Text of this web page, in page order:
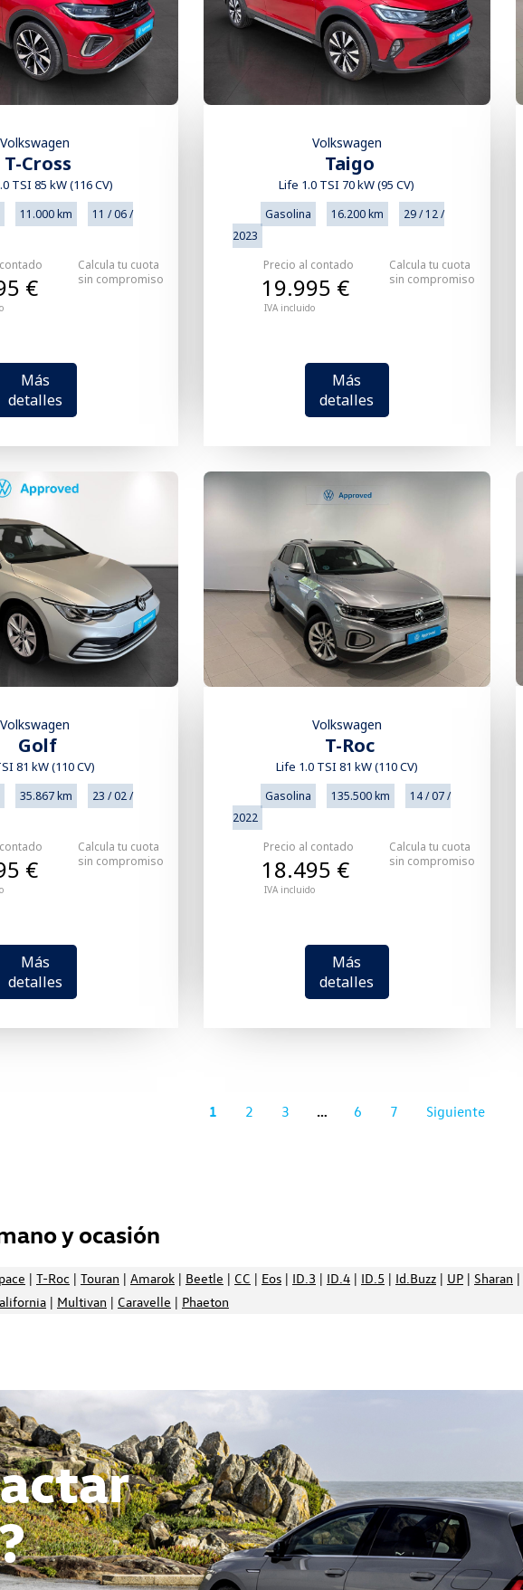
Volkswagen
T-Cross
TSI 85 kW (116 CV)
11.000 km 11 / 06 /
€
Más
detalles
Calcula tu cuota
sin compromiso
Volkswagen
Taigo
Life 1.0 TSI 70 kW (95 CV)
Gasolina 16.200 km
29 / 12 /
2023
Precio al contado
IVA incluido
19.995 €
Más
detalles
Calcula tu cuota
sin compromiso
Volkswagen
Golf
81 kW (110 CV)
35.867 km 23 / 02 /
€
Más
detalles
Calcula tu cuota
sin compromiso
Volkswagen
T-Roc
Life 1.0 TSI 81 kW (110 CV)
Gasolina 135.500 km
14 / 07 /
2022
Precio al contado
IVA incluido
18.495 €
Más
detalles
Calcula tu cuota
sin compromiso
1 2 3 … 6 7 Siguiente
y ocasión
| T-Roc | Touran | Amarok | Beetle | CC | Eos | ID.3 | ID.4 | ID.5 | Id.Buzz | UP | Sharan |
| Multivan | Caravelle | Phaeton